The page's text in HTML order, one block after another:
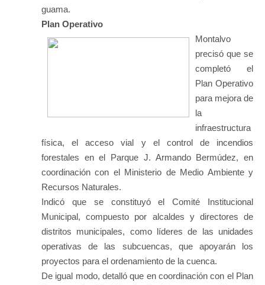
guama.
Plan Operativo
Montalvo
precisó que se
completó el
Plan Operativo
para mejora de
la
infraestructura
física, el acceso vial y el control de incendios
forestales en el Parque J. Armando Bermúdez, en
coordinación con el Ministerio de Medio Ambiente y
Recursos Naturales.
Indicó que se constituyó el Comité Institucional
Municipal, compuesto por alcaldes y directores de
distritos municipales, como líderes de las unidades
operativas de las subcuencas, que apoyarán los
proyectos para el ordenamiento de la cuenca.
De igual modo, detalló que en coordinación con el Plan